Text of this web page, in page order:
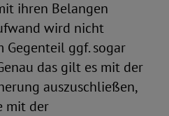
ihren Belangen
wird nicht
ggf. sogar
das gilt es mit der
auszuschließen,
mit der